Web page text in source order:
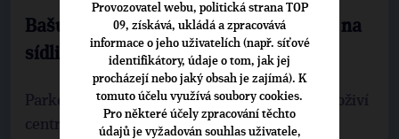
Bašus: Parkovací domy zachrání zeleň na
sídlištích
Parkovací domy zachrání zeleň na sídlištích a oživí
centrum města pro život i podnikání!
Provozovatel webu, politická strana TOP
09, získává, ukládá a zpracovává
informace o jeho uživatelích (např. síťové
identifikátory, údaje o tom, jak jej
procházejí nebo jaký obsah je zajímá). K
tomuto účelu využívá soubory cookies.
Pro některé účely zpracování těchto
údajů je vyžadován souhlas uživatele,